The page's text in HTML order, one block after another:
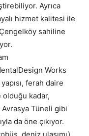
Ayrıca
hizmet kalitesi ile
sahiline
Works
ferah daire
olduğu kadar,
Tüneli gibi
da öne çıkıyor.